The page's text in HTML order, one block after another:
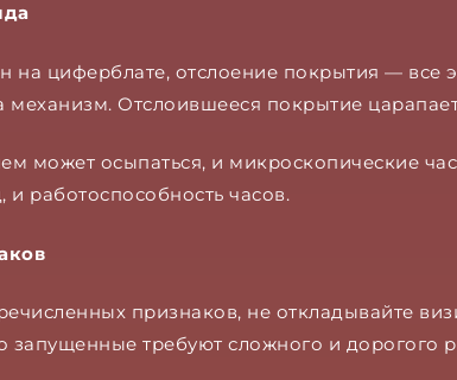
на циферблате, отслоение покрытия — все
механизм. Отслоившееся покрытие
может осыпаться, и микроскопические
работоспособность часов.
признаков, не откладывайте
требуют сложного и дорогого